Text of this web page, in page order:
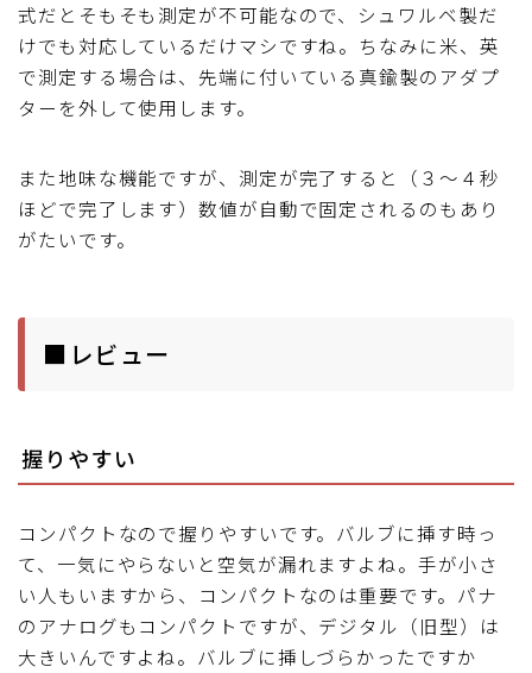
式だとそもそも測定が不可能なので、シュワルベ製だ
けでも対応しているだけマシですね。ちなみに米、英
で測定する場合は、先端に付いている真鍮製のアダプ
ターを外して使用します。
また地味な機能ですが、測定が完了すると（３～４秒
ほどで完了します）数値が自動で固定されるのもあり
がたいです。
■レビュー
握りやすい
コンパクトなので握りやすいです。バルブに挿す時っ
て、一気にやらないと空気が漏れますよね。手が小さ
い人もいますから、コンパクトなのは重要です。パナ
のアナログもコンパクトですが、デジタル（旧型）は
大きいんですよね。バルブに挿しづらかったですか